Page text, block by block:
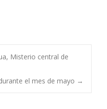
Misterio central de
el mes de mayo →